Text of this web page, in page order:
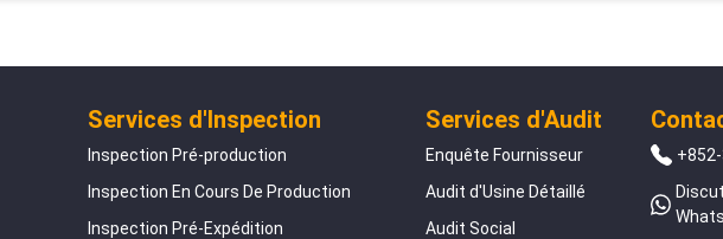
Services d'Inspection
Inspection Pré-production
Inspection En Cours De Production
Inspection Pré-Expédition
Services d'Audit
Enquête Fournisseur
Audit d'Usine Détaillé
Audit Social